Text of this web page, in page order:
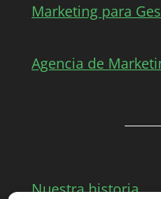
Marketing para
Agencia de
Nuestra historia